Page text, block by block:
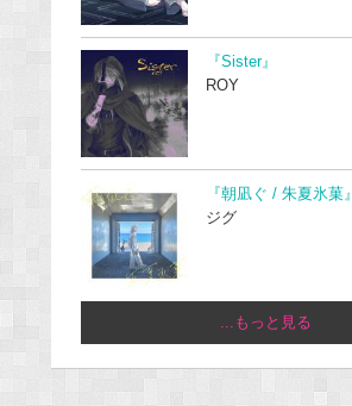
『Sister』
ROY
『朝凪ぐ / 朱夏氷菓』
ジグ
...もっと見る